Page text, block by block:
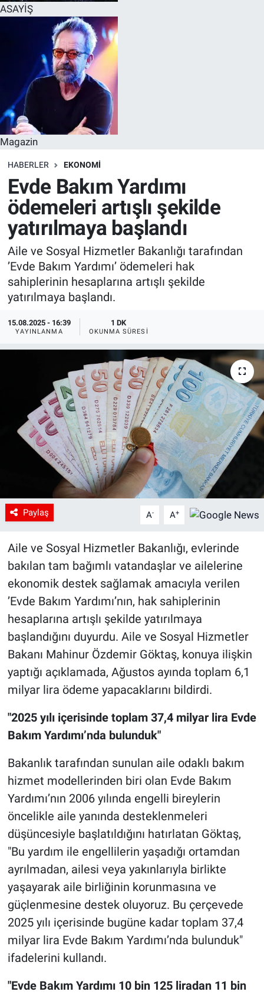
ASAYİŞ
Magazin
HABERLER EKONOMI
Evde Bakım Yardımı
ödemeleri artışlı şekilde
yatırılmaya başlandı
Aile ve Sosyal Hizmetler Bakanlığı tarafından
’Evde Bakım Yardımı’ ödemeleri hak
sahiplerinin hesaplarına artışlı şekilde
yatırılmaya başlandı.
15.08.2025 - 16:39
YAYINLANMA
1 DK
OKUNMA SÜRESI
Paylaş A- A+
Aile ve Sosyal Hizmetler Bakanlığı, evlerinde
bakılan tam bağımlı vatandaşlar ve ailelerine
ekonomik destek sağlamak amacıyla verilen
’Evde Bakım Yardımı’nın, hak sahiplerinin
hesaplarına artışlı şekilde yatırılmaya
başlandığını duyurdu. Aile ve Sosyal Hizmetler
Bakanı Mahinur Özdemir Göktaş, konuya ilişkin
yaptığı açıklamada, Ağustos ayında toplam 6,1
milyar lira ödeme yapacaklarını bildirdi.
"2025 yılı içerisinde toplam 37,4 milyar lira Evde
Bakım Yardımı’nda bulunduk"
Bakanlık tarafından sunulan aile odaklı bakım
hizmet modellerinden biri olan Evde Bakım
Yardımı’nın 2006 yılında engelli bireylerin
öncelikle aile yanında desteklenmeleri
düşüncesiyle başlatıldığını hatırlatan Göktaş,
"Bu yardım ile engellilerin yaşadığı ortamdan
ayrılmadan, ailesi veya yakınlarıyla birlikte
yaşayarak aile birliğinin korunmasına ve
güçlenmesine destek oluyoruz. Bu çerçevede
2025 yılı içerisinde bugüne kadar toplam 37,4
milyar lira Evde Bakım Yardımı’nda bulunduk"
ifadelerini kullandı.
"Evde Bakım Yardımı 10 bin 125 liradan 11 bin